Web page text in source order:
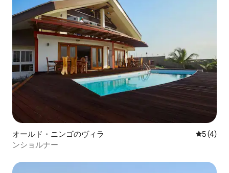
オールド・ニンゴのヴィラ レビュー
5 (4)
ンショルナー